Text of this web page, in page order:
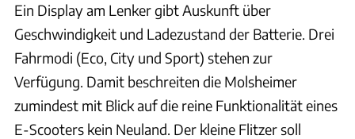
Ein Display am Lenker gibt Auskunft über
Geschwindigkeit und Ladezustand der Batterie. Drei
Fahrmodi (Eco, City und Sport) stehen zur
Verfügung. Damit beschreiten die Molsheimer
zumindest mit Blick auf die reine Funktionalität eines
E-Scooters kein Neuland. Der kleine Flitzer soll